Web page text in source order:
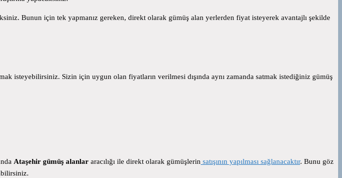
Bunun için tek yapmanız gereken, direkt olarak gümüş alan yerlerden fiyat isteyerek avantajlı şekilde
isteyebilirsiniz. Sizin için uygun olan fiyatların verilmesi dışında aynı zamanda satmak istediğiniz gümüş
Ataşehir gümüş alanlar aracılığı ile direkt olarak gümüşlerin satışının yapılması sağlanacaktır. Bunu göz